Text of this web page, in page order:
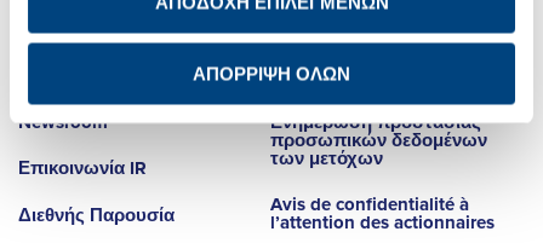
ΑΠΟΡΡΙΨΗ ΟΛΩΝ
Βιώσιμη Ανάπτυξη
Μετασχηματισμός
Καριέρα
Newsroom
Επικοινωνία IR
Διεθνής Παρουσία
Ενημέρωση προστασίας
προσωπικών δεδομένων
των μετόχων
Avis de confidentialité à
l’attention des actionnaires